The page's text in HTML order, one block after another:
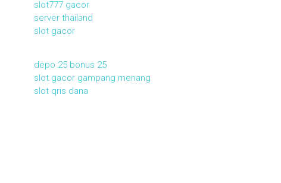
slot777 gacor
server thailand
slot gacor
depo 25 bonus 25
slot gacor gampang menang
slot qris dana